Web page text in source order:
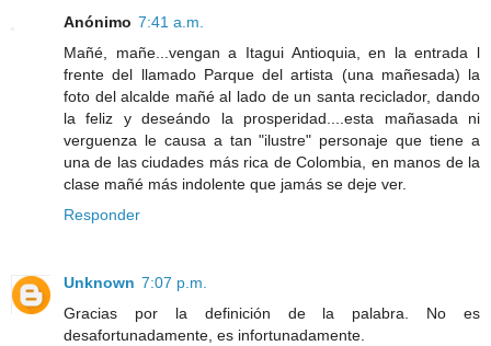
Anónimo 7:41 a.m.
Mañé, mañe...vengan a Itagui Antioquia, en la entrada l
frente del llamado Parque del artista (una mañesada) la
foto del alcalde mañé al lado de un santa reciclador, dando
la feliz y deseándo la prosperidad....esta mañasada ni
verguenza le causa a tan "ilustre" personaje que tiene a
una de las ciudades más rica de Colombia, en manos de la
clase mañé más indolente que jamás se deje ver.
Responder
Unknown 7:07 p.m.
Gracias por la definición de la palabra. No es
desafortunadamente, es infortunadamente.